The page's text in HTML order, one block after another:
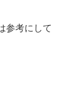
参考にして